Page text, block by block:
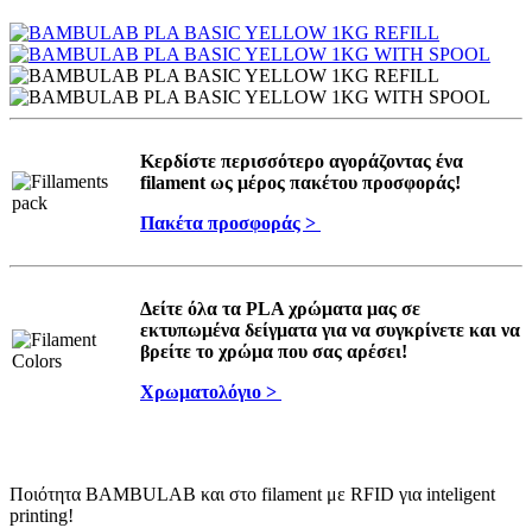
Κερδίστε περισσότερο αγοράζοντας ένα
filament ως μέρος πακέτου προσφοράς!
Πακέτα προσφοράς >
Δείτε όλα τα PLA χρώματα μας σε
εκτυπωμένα δείγματα για να συγκρίνετε και να
βρείτε το χρώμα που σας αρέσει!
Χρωματολόγιο >
Ποιότητα BAMBULAB και στο filament με RFID για inteligent
printing!